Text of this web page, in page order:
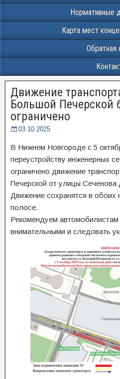
Нормативные
Карта мест
Обратная
Движение
Большой Печерской
ограничено
03.10.2025
В Нижнем Новгороде с 5
переустройству инженерных
ограничено движение
Печерской от улицы
Движение сохранятся в обоих
полосе.
Рекомендуем
внимательными и следовать